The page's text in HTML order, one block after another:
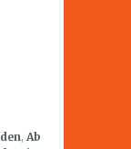
, Ab